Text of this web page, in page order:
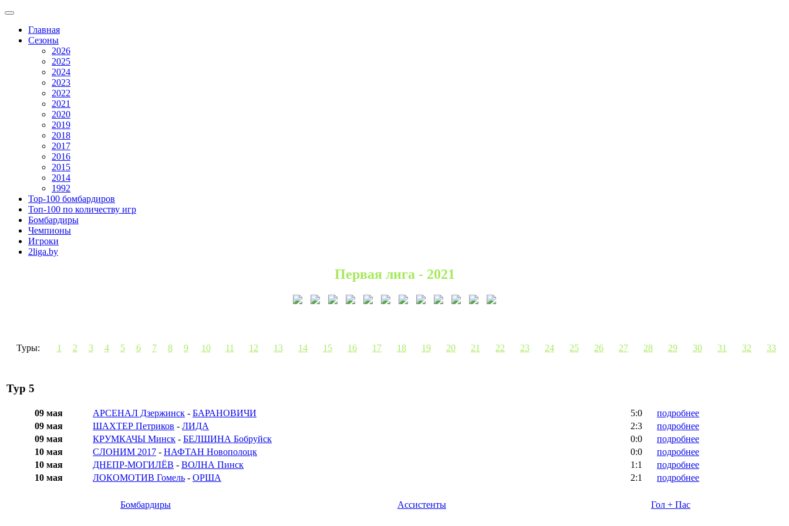
Главная
Сезоны
2026
2025
2024
2023
2022
2021
2020
2019
2018
2017
2016
2015
2014
1992
Top-100 бомбардиров
Топ-100 по количеству игр
Бомбардиры
Чемпионы
Игроки
2liga.by
Первая лига - 2021
Туры: 1 2 3 4 5 6 7 8 9 10 11 12 13 14 15 16 17 18 19 20 21 22 23 24 25 26 27 28 29 30 31 32 33
Тур 5
09 мая АРСЕНАЛ Дзержинск - БАРАНОВИЧИ 5:0
подробнее
09 мая
ШАХТЕР Петриков - ЛИДА 2:3
подробнее
09 мая
КРУМКАЧЫ Минск - БЕЛШИНА Бобруйск 0:0
подробнее
10 мая
СЛОНИМ 2017 - НАФТАН Новополоцк 0:0
подробнее
10 мая
ДНЕПР-МОГИЛЁВ - ВОЛНА Пинск 1:1
подробнее
10 мая
ЛОКОМОТИВ Гомель - ОРША 2:1 подробнее
Бомбардиры Ассистенты Гол + Пас